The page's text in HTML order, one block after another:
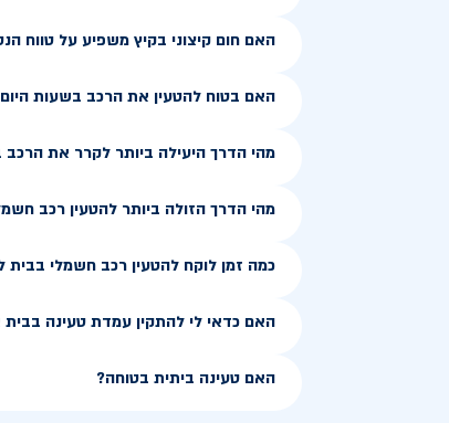
האם חום קיצוני בקיץ משפיע על טווח
האם בטוח להטעין את הרכב בשעות
מהי הדרך היעילה ביותר לקרר את הרכב
מהי הדרך הזולה ביותר להטעין רכב
כמה זמן לוקח להטעין רכב חשמלי בבית
האם כדאי לי להתקין עמדת טעינה בבית
האם טעינה ביתית בטוחה?